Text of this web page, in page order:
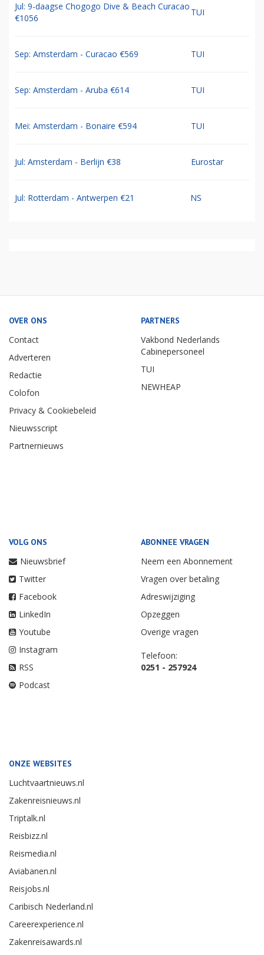
Jul: 9-daagse Chogogo Dive & Beach Curacao
€1056
TUI
Sep: Amsterdam - Curacao €569 TUI
Sep: Amsterdam - Aruba €614 TUI
Mei: Amsterdam - Bonaire €594 TUI
Jul: Amsterdam - Berlijn €38 Eurostar
Jul: Rotterdam - Antwerpen €21 NS
OVER ONS
Contact
Adverteren
Redactie
Colofon
Privacy & Cookiebeleid
Nieuwsscript
Partnernieuws
PARTNERS
Vakbond Nederlands
Cabinepersoneel
TUI
NEWHEAP
VOLG ONS
Nieuwsbrief
Twitter
Facebook
LinkedIn
Youtube
Instagram
RSS
Podcast
ABONNEE VRAGEN
Neem een Abonnement
Vragen over betaling
Adreswijziging
Opzeggen
Overige vragen
Telefoon:
0251 - 257924
ONZE WEBSITES
Luchtvaartnieuws.nl
Zakenreisnieuws.nl
Triptalk.nl
Reisbizz.nl
Reismedia.nl
Aviabanen.nl
Reisjobs.nl
Caribisch Nederland.nl
Careerexperience.nl
Zakenreisawards.nl